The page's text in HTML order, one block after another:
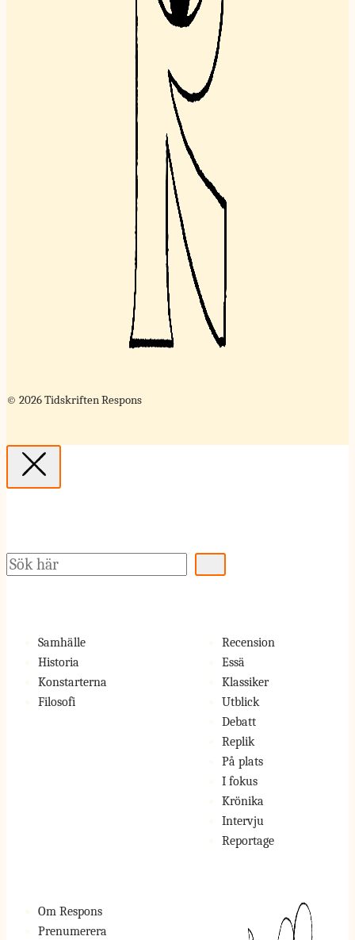
© 2026 Tidskriften Respons
Sök
Samhälle
Historia
Konstarterna
Filosofi
Recension
Essä
Klassiker
Utblick
Debatt
Replik
På plats
I fokus
Krönika
Intervju
Reportage
Om Respons
Prenumerera